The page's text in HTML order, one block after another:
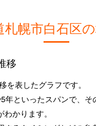
札幌市白石区
移
を表したグラフです。
年といったスパンで、そ
かります。